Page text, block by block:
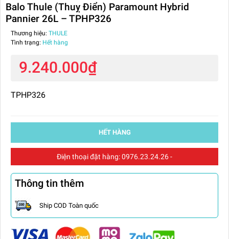
Balo Thule (Thuỵ Điển) Paramount Hybrid
Pannier 26L – TPHP326
Thương hiệu: THULE
Tình trạng: Hết hàng
9.240.000₫
TPHP326
HẾT HÀNG
Điện thoại đặt hàng:0976.23.24.26-
Thông tin thêm
Ship COD Toàn quốc